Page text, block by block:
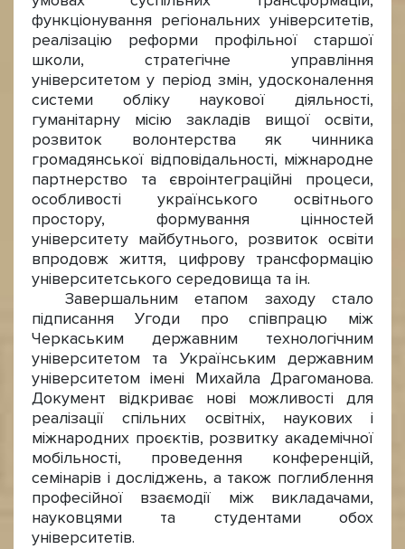
функціонування регіональних університетів,
реалізацію реформи профільної старшої
школи, стратегічне управління
університетом у період змін, удосконалення
системи обліку наукової діяльності,
гуманітарну місію закладів вищої освіти,
розвиток волонтерства як чинника
громадянської відповідальності, міжнародне
партнерство та євроінтеграційні процеси,
особливості українського освітнього
простору, формування цінностей
університету майбутнього, розвиток освіти
впродовж життя, цифрову трансформацію
університетського середовища та ін.
Завершальним етапом заходу стало
підписання Угоди про співпрацю між
Черкаським державним технологічним
університетом та Українським державним
університетом імені Михайла Драгоманова.
Документ відкриває нові можливості для
реалізації спільних освітніх, наукових і
міжнародних проєктів, розвитку академічної
мобільності, проведення конференцій,
семінарів і досліджень, а також поглиблення
професійної взаємодії між викладачами,
науковцями та студентами обох
університетів.